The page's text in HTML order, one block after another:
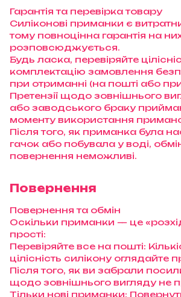
Гарантія та перевірка товару
Силіконові приманки є
тому повноцінна гарантія на
розповсюджується.
Будь ласка, перевіряйте
комплектацію замовлення
при отриманні (на пошті або при
Претензії щодо зовнішнього
або заводського браку
моменту використання
Після того, як приманка була
гачок або побувала у воді,
повернення неможливі.
Повернення
Повернення та обмін
Оскільки приманки — це
прості:
Перевіряйте все на пошті:
цілісність силікону оглядайте
Після того, як ви забрали
щодо зовнішнього вигляду не
Тільки нові приманки: